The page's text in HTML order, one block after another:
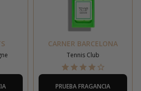
CARNER BARCELONA
Tennis Club
PRUEBA FRAGANCIA